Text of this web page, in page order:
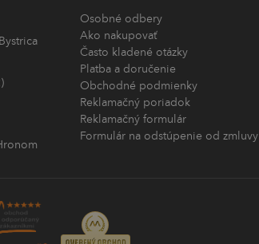
Osobné odbery
Ako nakupovať
Často kladené otázky
Platba a doručenie
Obchodné podmienky
Reklamačný poriadok
Reklamačný formulár
Formulár na odstúpenie od zmluvy